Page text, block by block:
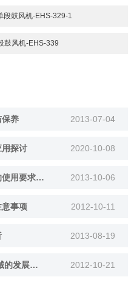
段鼓风机-EHS-329-1
鼓风机-EHS-339
保养 2013-07-04
探讨 2020-10-08
龙铁鲁氏（罗茨）鼓风机的使用要求总结 2013-10-06
事项 2012-10-11
2013-08-19
2012年高压风机对包装机械的发展需求调查分析 2012-10-21